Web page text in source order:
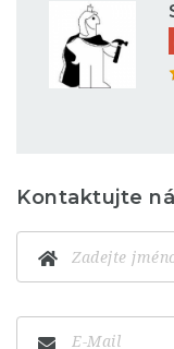
Kontaktujte